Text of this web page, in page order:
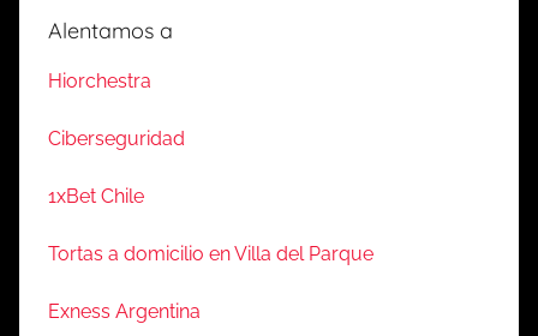
Alentamos a
Hiorchestra
Ciberseguridad
1xBet Chile
Tortas a domicilio en Villa del Parque
Exness Argentina